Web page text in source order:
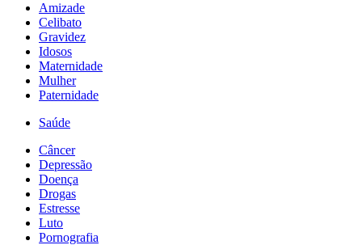
Amizade
Celibato
Gravidez
Idosos
Maternidade
Mulher
Paternidade
Saúde
Câncer
Depressão
Doença
Drogas
Estresse
Luto
Pornografia